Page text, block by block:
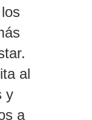
al
y
a